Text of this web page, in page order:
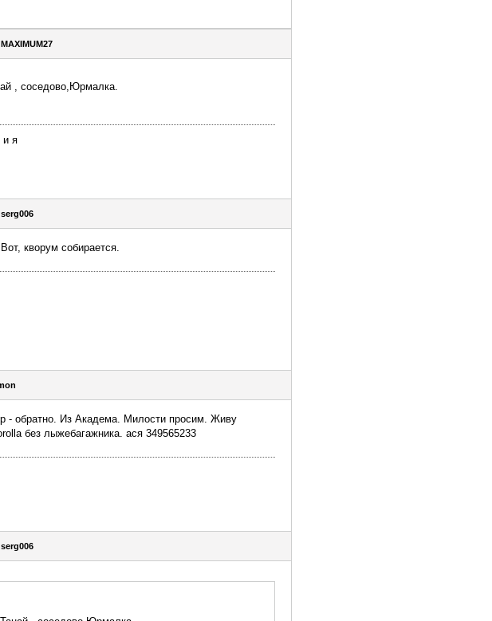
MAXIMUM27
, соседово,Юрмалка.
и я
serg006
кворум собирается.
- обратно. Из Академа. Милости просим. Живу
без лыжебагажника. ася 349565233
serg006